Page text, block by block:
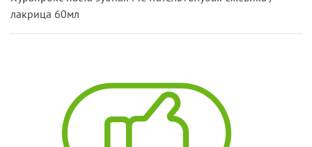
лакрица 60мл